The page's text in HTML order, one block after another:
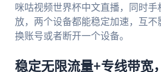
咪咕视频世界杯中文直播，同时手
放，两个设备都能稳定加速，互
换账号或者断开一个设备。
稳定无限流量+专线带宽